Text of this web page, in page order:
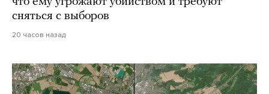
сняться с выборов
20 часов назад